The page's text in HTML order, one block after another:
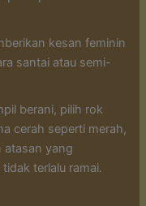
kesan feminin
santai atau semi-
berani, pilih rok
cerah seperti merah,
atasan yang
terlalu ramai.